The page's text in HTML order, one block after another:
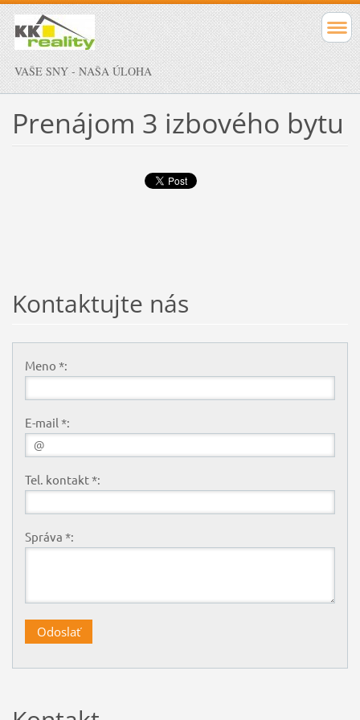
VAŠE SNY - NAŠA ÚLOHA
Prenájom 3 izbového bytu
Kontaktujte nás
Meno *:
E-mail *:
Tel. kontakt *:
Správa *: